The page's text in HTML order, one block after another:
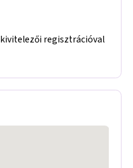
regisztrációval